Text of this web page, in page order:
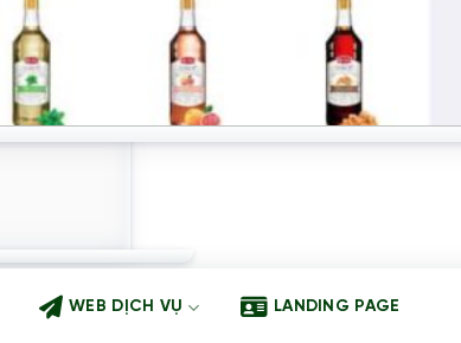
WEB DỊCH VỤ LANDING PAGE